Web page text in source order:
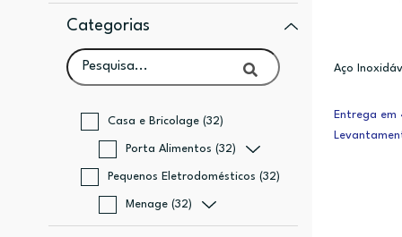
Categorias
Casa e Bricolage (32)
Porta Alimentos (32)
Pequenos Eletrodomésticos (32)
Menage (32)
Aço
Entrega em